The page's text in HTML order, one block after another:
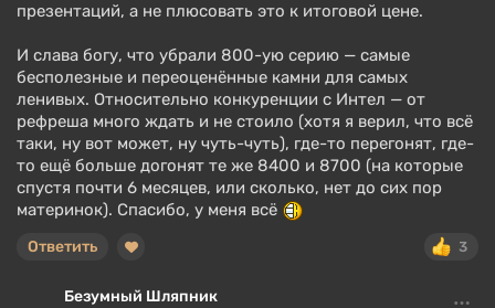
презентаций, а не плюсовать это к итоговой цене.
И слава богу, что убрали 800-ую серию — самые
бесполезные и переоценённые камни для самых
ленивых. Относительно конкуренции с Интел — от
рефреша много ждать и не стоило (хотя я верил, что всё
таки, ну вот может, ну чуть-чуть), где-то перегонят, где-
то ещё больше догонят те же 8400 и 8700 (на которые
спустя почти 6 месяцев, или сколько, нет до сих пор
материнок). Спасибо, у меня всё
3
Ответить
Безумный Шляпник